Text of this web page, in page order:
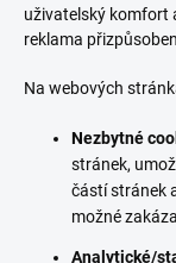
uživatelský komfort
reklama
Na webových
Nezbytné
stránek,
částí stránek
možné
Analytické/